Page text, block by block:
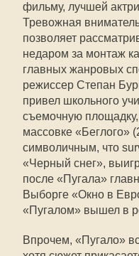
фильму, лучшей
Тревожная
позволяет
недаром за монтаж
главных жанровых
режиссер Степан
привел школьного
съемочную
массовке «Беглого»
символичным, что
«Черный снег»,
после «Пугала»
Выборге «Окно в
«Пугалом» вышел в
Впрочем, «Пугало»